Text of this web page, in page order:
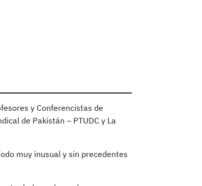
y Conferencistas de
de Pakistán – PTUDC y La
muy inusual y sin precedentes